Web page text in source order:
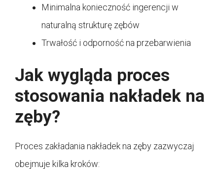
Minimalna konieczność ingerencji w
naturalną strukturę zębów
Trwałość i odporność na przebarwienia
Jak wygląda proces
stosowania nakładek na
zęby?
Proces zakładania nakładek na zęby zazwyczaj
obejmuje kilka kroków: